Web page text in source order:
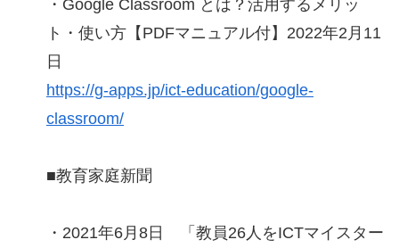
・Google Classroom とは？活用するメリッ
ト・使い方【PDFマニュアル付】2022年2月11
日
https://g-apps.jp/ict-education/google-
classroom/
■教育家庭新聞
・2021年6月8日 「教員26人をICTマイスター